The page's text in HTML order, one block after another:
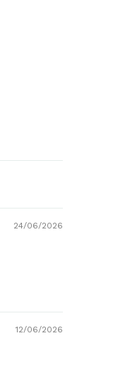
24/06/2026
12/06/2026